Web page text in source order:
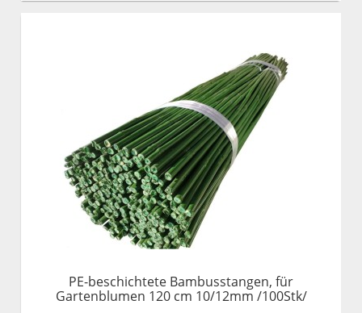
PE-beschichtete Bambusstangen, für
Gartenblumen 120 cm 10/12mm /100Stk/